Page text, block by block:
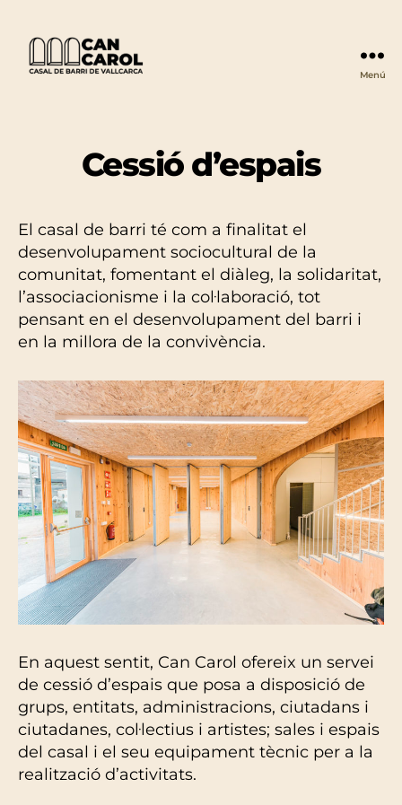
Menú
Cessió d’espais
El casal de barri té com a finalitat el
desenvolupament sociocultural de la
comunitat, fomentant el diàleg, la solidaritat,
l’associacionisme i la col·laboració, tot
pensant en el desenvolupament del barri i
en la millora de la convivència.
En aquest sentit, Can Carol ofereix un servei
de cessió d’espais que posa a disposició de
grups, entitats, administracions, ciutadans i
ciutadanes, col·lectius i artistes; sales i espais
del casal i el seu equipament tècnic per a la
realització d’activitats.